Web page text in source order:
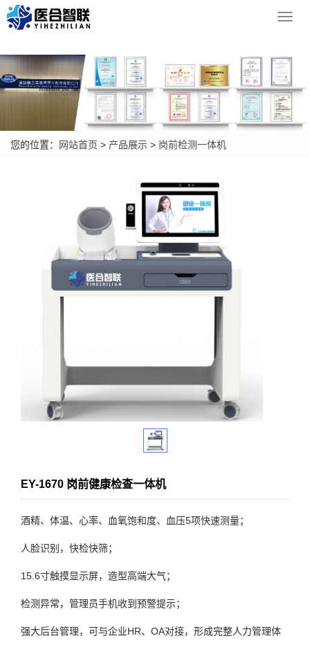
您的位置： 网站首页 > 产品展示 > 岗前检测一体机
EY-1670 岗前健康检查一体机
酒精、体温、心率、血氧饱和度、血压5项快速测量；
人脸识别，快检快筛；
15.6寸触摸显示屏，造型高端大气；
检测异常，管理员手机收到预警提示；
强大后台管理，可与企业HR、OA对接，形成完整人力管理体